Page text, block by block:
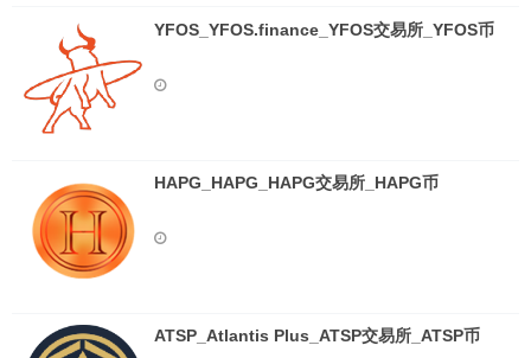
YFOS_YFOS.finance_YFOS交易所_YFOS币
HAPG_HAPG_HAPG交易所_HAPG币
ATSP_Atlantis Plus_ATSP交易所_ATSP币